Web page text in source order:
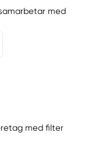
med
med filter